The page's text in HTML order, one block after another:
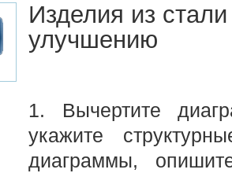
Изделия из
улучшению
1. Вычертите
укажите
диаграммы,